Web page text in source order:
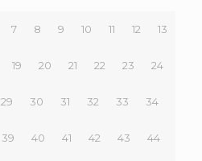
7 8 9 10 11 12 13
19 20 21 22 23 24
29 30 31 32 33 34
39 40 41 42 43 44